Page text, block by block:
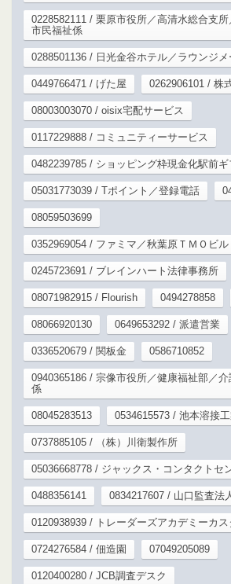
0228582111 / 栗原市役所／高清水総合支
市民福祉係
0288501136 / 日光金谷ホテル／ラウンジ
0449766471 / げた屋 0262906101 / 株
08003003070 / oisix宅配サービス
0117229888 / コミュニティーサービス
0482239785 / ショッピング枠現金化駅前
05031773039 / Tポイント／登録電話
08059503699
0352969054 / ファミマ／秋葉原ＴＭＯビル
0245723691 / ブレインハート法律事務所
08071982915 / Flourish 0494278858
08066920130 0649653292 / 派遣営業
0336520679 / 関板金 0586710852
0940365186 / 宗像市役所／健康福祉部／
係
08045283513 0534615573 / 池本溶接
0737885105 / （株）川衛製作所
05036668778 / ジャックス・コンタクトセ
0488356141 0834217607 / 山口監査法
0120938939 / トレーダーズアカデミーカ
0724276584 / 佃造園 07049205089
0120400280 / JCB調査デスク